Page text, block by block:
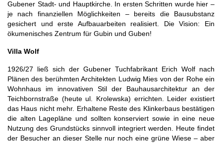
Gubener Stadt- und Hauptkirche. In ersten Schritten wurde hier –
je nach finanziellen Möglichkeiten – bereits die Bausubstanz
gesichert und erste Aufbauarbeiten realisiert. Die Vision: Ein
ökumenisches Zentrum für Gubin und Guben!
Villa Wolf
1926/27 ließ sich der Gubener Tuchfabrikant Erich Wolf nach
Plänen des berühmten Architekten Ludwig Mies von der Rohe ein
Wohnhaus im innovativen Stil der Bauhausarchitektur an der
Teichbornstraße (heute ul. Krolewska) errichten. Leider existiert
das Haus nicht mehr. Erhaltene Reste des Klinkerbaus bestätigen
die alten Lagepläne und sollten konserviert sowie in eine neue
Nutzung des Grundstücks sinnvoll integriert werden. Heute findet
der Besucher an dieser Stelle nur noch eine grüne Wiese – aber